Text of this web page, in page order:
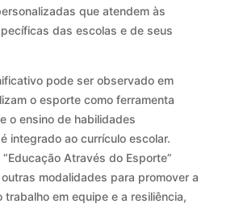
que atendem às
das escolas e de seus
pode ser observado em
o esporte como ferramenta
o ensino de habilidades
integrado ao currículo escolar.
Através do Esporte”
modalidades para promover a
em equipe e a resiliência,